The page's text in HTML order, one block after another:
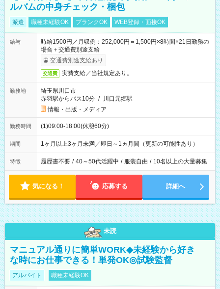
ルバムの中身チェック・梱包
派遣 職種未経験OK ブランクOK WEB登録・面接OK
給与
時給1500円／月収例：252,000円＝1,500円×8時間×21日勤務の
場合＋交通費別途支給
交通費別途支給あり
交通費 実費支給／当社規定あり。
勤務地
埼玉県川口市
赤羽駅からバス10分 / 川口元郷駅
情報・出版・メディア
勤務時間 (1)09:00-18:00(休憩60分)
期間 1ヶ月以上3ヶ月未満／即日～1ヵ月間（更新の可能性あり）
特徴 履歴書不要 / 40～50代活躍中 / 服装自由 / 10名以上の大量募集
気になる！ 応募する 詳細へ
未読
マニュアル通りに簡単WORK◆未経験から好き
な時にお仕事できる！単発OK◎試験監督
アルバイト 職種未経験OK